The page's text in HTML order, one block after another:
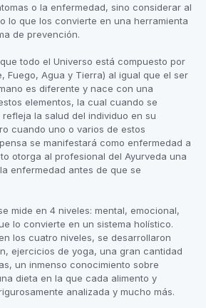
o la enfermedad, sino considerar al
lo que los convierte en una herramienta
de prevención.
todo el Universo está compuesto por
Fuego, Agua y Tierra) al igual que el ser
es diferente y nace con una
elementos, la cual cuando se
la salud del individuo en su
cuando uno o varios de estos
se manifestará como enfermedad a
otorga al profesional del Ayurveda una
enfermedad antes de que se
mide en 4 niveles: mental, emocional,
lo convierte en un sistema holístico.
los cuatro niveles, se desarrollaron
ejercicios de yoga, una gran cantidad
un inmenso conocimiento sobre
dieta en la que cada alimento y
analizada y mucho más.